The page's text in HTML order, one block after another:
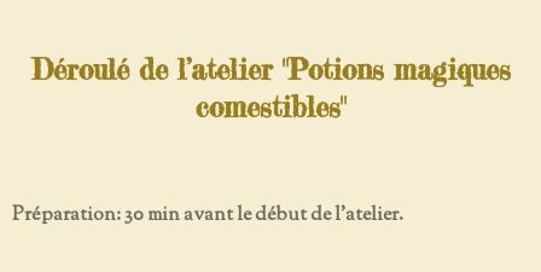
Déroulé de l’atelier "Potions magiques
comestibles"
Préparation: 30 min avant le début de l'atelier.